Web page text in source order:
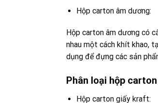
Hộp carton âm dương:
Hộp carton âm dương có
nhau một cách khít khao,
dụng để đựng các sản
Phân loại hộp
Hộp carton giấy kraft: